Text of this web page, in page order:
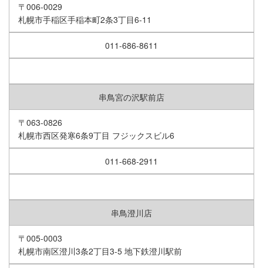
〒006-0029
札幌市手稲区手稲本町2条3丁目6-11
011-686-8611
串鳥宮の沢駅前店
〒063-0826
札幌市西区発寒6条9丁目 フジックスビル6
011-668-2911
串鳥澄川店
〒005-0003
札幌市南区澄川3条2丁目3-5 地下鉄澄川駅前